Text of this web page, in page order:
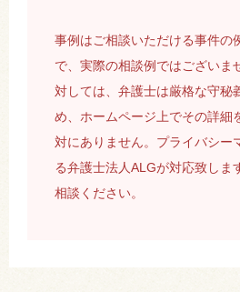
事例はご相談いただける事件の
で、実際の相談例ではございま
対しては、弁護士は厳格な守秘
め、ホームページ上でその詳細
対にありません。プライバシー
る弁護士法人ALGが対応致しま
相談ください。